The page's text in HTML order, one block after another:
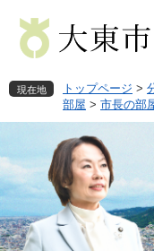
先
で
。
を
ば
て
本
文
へ
現在地 トップページ >
部屋 > 市長の部